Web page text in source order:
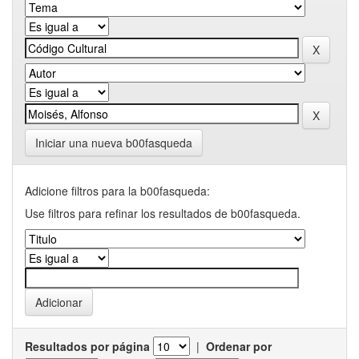
Iniciar una nueva b00fasqueda
Adicione filtros para la b00fasqueda:
Use filtros para refinar los resultados de b00fasqueda.
Resultados por página | Ordenar por